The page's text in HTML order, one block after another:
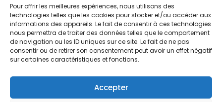
Pour offrir les meilleures expériences, nous utilisons des
technologies telles que les cookies pour stocker et/ou accéder aux
informations des appareils. Le fait de consentir à ces technologies
nous permettra de traiter des données telles que le comportement
de navigation ou les ID uniques sur ce site. Le fait de ne pas
consentir ou de retirer son consentement peut avoir un effet négatif
sur certaines caractéristiques et fonctions.
Accepter
Commentaires récents
Aucun commentaire à afficher.